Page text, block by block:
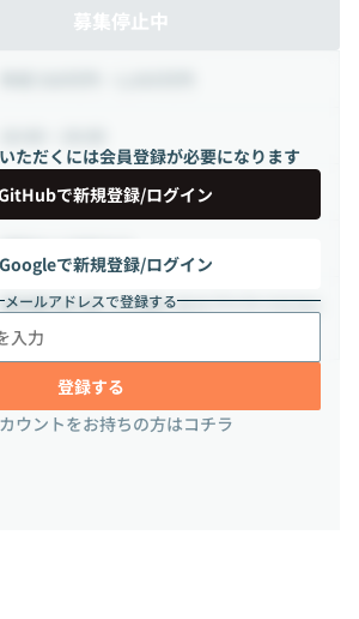
募集停止中
ただくには会員登録が必要になります
で新規登録/ログイン
Googleで新規登録/ログイン
メールアドレスで登録する
登録する
ウントをお持ちの方はコチラ
正社員
東京都 品川区 上大崎2-24-9 アイケイビル1
F